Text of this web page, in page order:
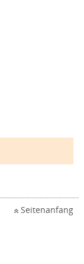
Seitenanfang